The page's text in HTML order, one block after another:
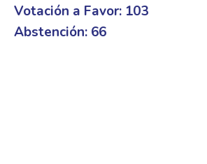
Votación a Favor: 103
Abstención: 66